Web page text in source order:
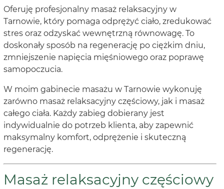
Oferuję profesjonalny masaż relaksacyjny w
Tarnowie, który pomaga odprężyć ciało, zredukować
stres oraz odzyskać wewnętrzną równowagę. To
doskonały sposób na regenerację po ciężkim dniu,
zmniejszenie napięcia mięśniowego oraz poprawę
samopoczucia.
W moim gabinecie masażu w Tarnowie wykonuję
zarówno masaż relaksacyjny częściowy, jak i masaż
całego ciała. Każdy zabieg dobierany jest
indywidualnie do potrzeb klienta, aby zapewnić
maksymalny komfort, odprężenie i skuteczną
regenerację.
Masaż relaksacyjny częściowy